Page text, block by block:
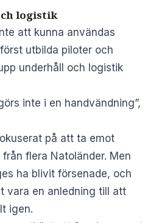
logistik
att kunna användas
utbilda piloter och
underhåll och logistik
inte i en handvändning”,
på att ta emot
flera Natoländer. Men
ha blivit försenade, och
vara en anledning till att
igen.